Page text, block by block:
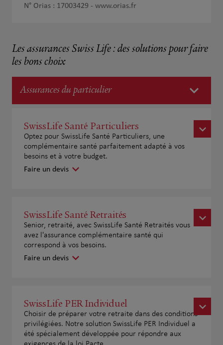
N° Orias : 17003429 - www.orias.fr
Les assurances Swiss Life : des solutions pour faire
les bons choix
Assurances du particulier
SwissLife Santé Particuliers
Optez pour SwissLife Santé Particuliers, une
complémentaire santé parfaitement adapté à vos
besoins et à votre budget.
Faire un devis
SwissLife Santé Retraités
Senior, retraité, avec SwissLife Santé Retraités vous
avez l'assurance complémentaire santé qui
correspond à vos besoins.
Faire un devis
SwissLife PER Individuel
Choisir de préparer votre retraite dans des conditions
privilégiées. Notre solution SwissLife PER Individuel a
été spécialement développée pour répondre aux